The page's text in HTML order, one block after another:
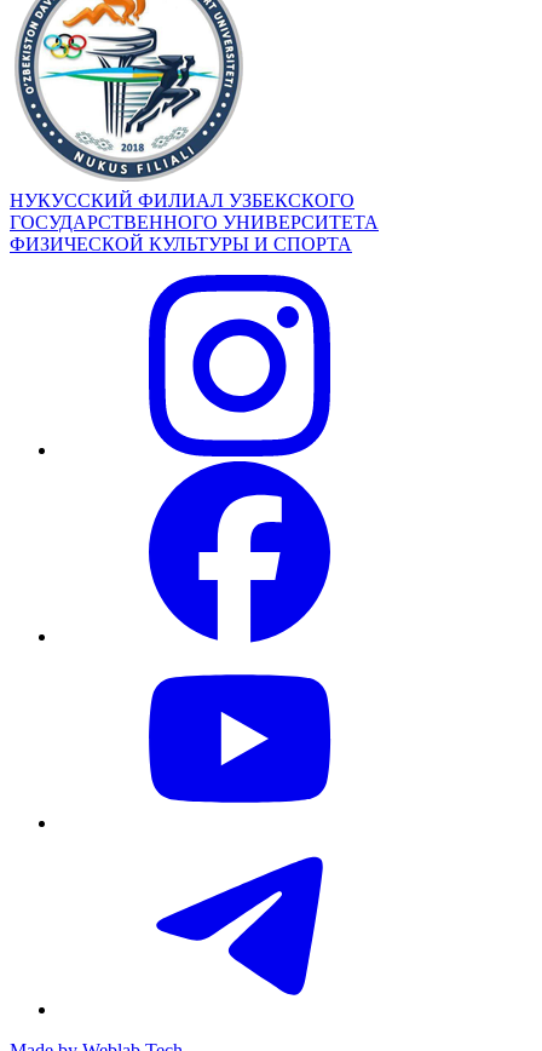
НУКУССКИЙ ФИЛИАЛ УЗБЕКСКОГО
ГОСУДАРСТВЕННОГО УНИВЕРСИТЕТА
ФИЗИЧЕСКОЙ КУЛЬТУРЫ И СПОРТА